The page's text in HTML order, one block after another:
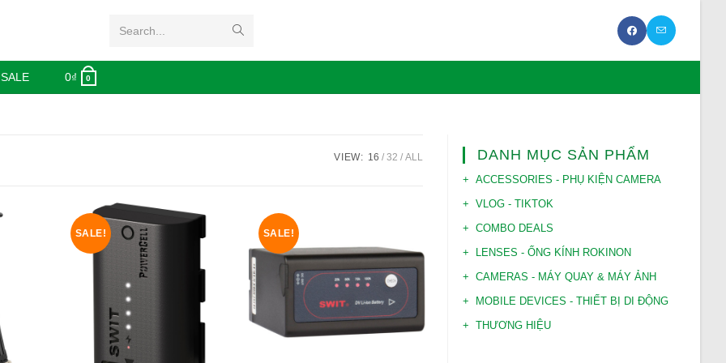
Search...
0₫ 0
VIEW: 16 32 ALL
SALE! SALE!
DANH MỤC SẢN PHẨM
ACCESSORIES - PHỤ KIỆN CAMERA
VLOG - TIKTOK
COMBO DEALS
LENSES - ỐNG KÍNH ROKINON
CAMERAS - MÁY QUAY & MÁY ẢNH
MOBILE DEVICES - THIẾT BỊ DI ĐỘNG
THƯƠNG HIỆU